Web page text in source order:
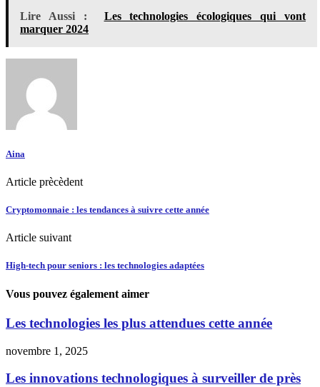
Lire Aussi :
Les technologies écologiques qui vont
marquer 2024
Aina
Article prècèdent
Cryptomonnaie : les tendances à suivre cette année
Article suivant
High-tech pour seniors : les technologies adaptées
Vous pouvez également aimer
Les technologies les plus attendues cette année
novembre 1, 2025
Les innovations technologiques à surveiller de près